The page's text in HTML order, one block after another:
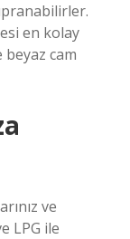
en kolay
cam
ve
LPG ile